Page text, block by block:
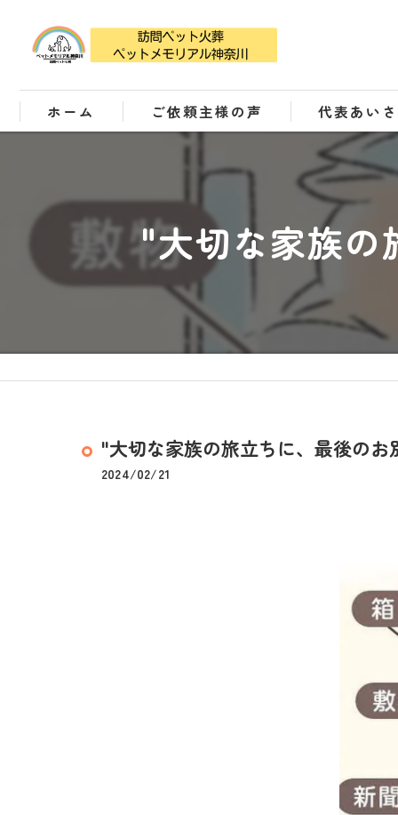
ホーム ご依頼主様の声 代表あい
"大切な家族の
"大切な家族の旅立ちに、最後のお
2024/02/21